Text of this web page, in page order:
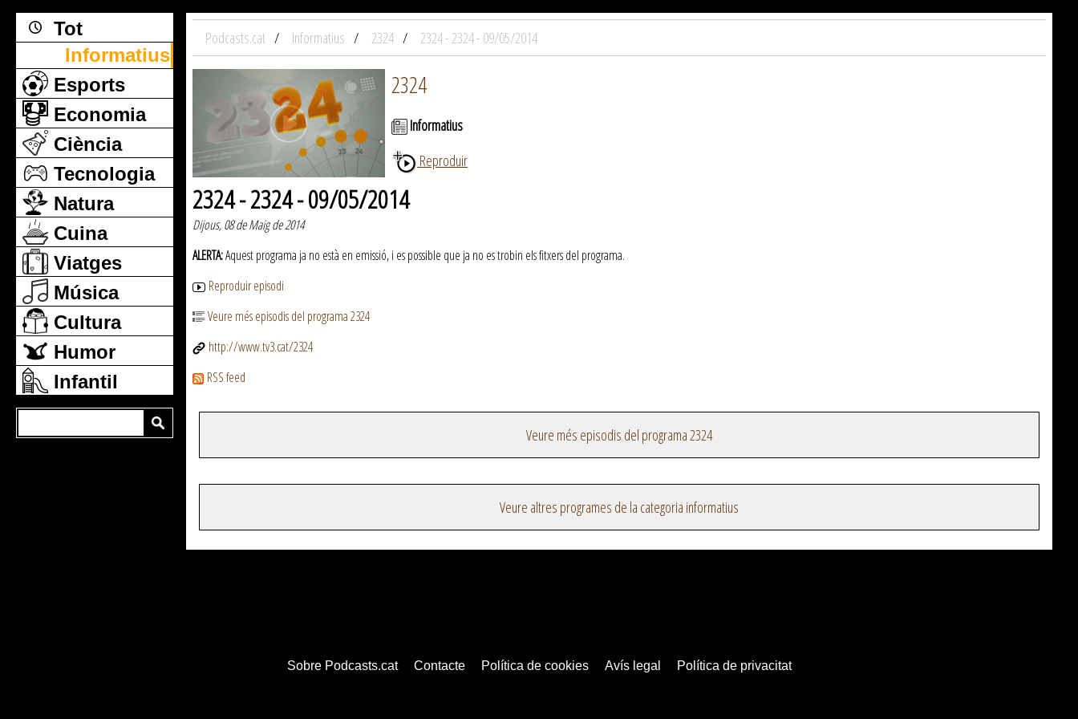
Tot
Informatius
Esports
Economia
Ciència
Tecnologia
Natura
Cuina
Viatges
Música
Cultura
Humor
Infantil
Podcasts.cat Informatius 2324 2324 - 2324 - 09/05/2014
2324
Informatius
Reproduir
2324 - 2324 - 09/05/2014
Dijous, 08 de Maig de 2014
ALERTA:Aquest programa ja no està en emissió, i es possible que ja no es trobin els fitxers del programa.
Reproduir episodi
Veure més episodis del programa 2324
http://www.tv3.cat/2324
RSS feed
Veure més episodis del programa 2324
Veure altres programes de la categoria informatius
Sobre Podcasts.cat Contacte Política de cookies Avís legal Política de privacitat